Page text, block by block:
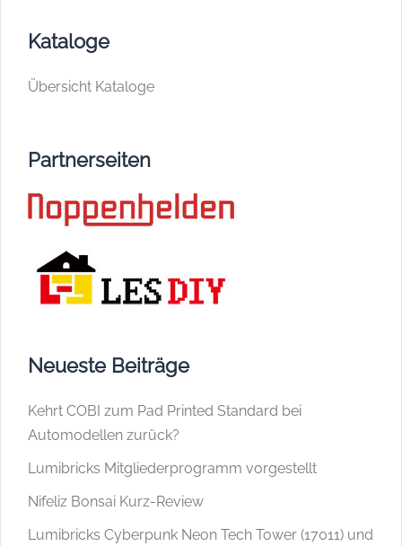
Kataloge
Übersicht Kataloge
Partnerseiten
Neueste Beiträge
Kehrt COBI zum Pad Printed Standard bei
Automodellen zurück?
Lumibricks Mitgliederprogramm vorgestellt
Nifeliz Bonsai Kurz-Review
Lumibricks Cyberpunk Neon Tech Tower (17011) und